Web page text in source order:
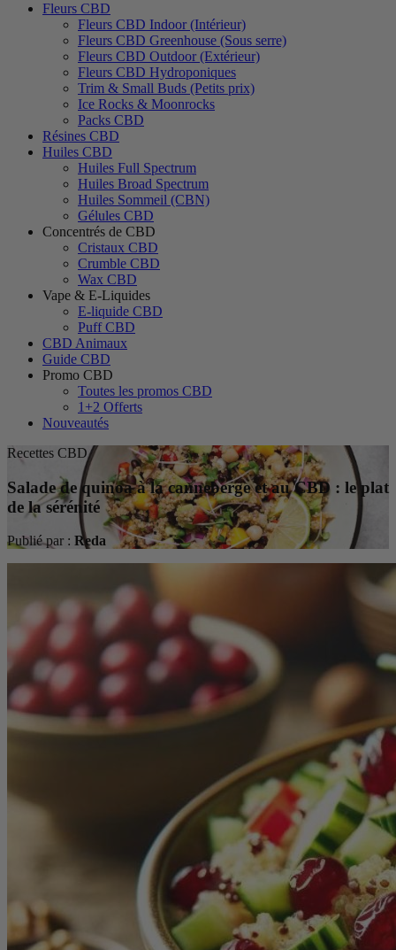
Fleurs CBD
Fleurs CBD Indoor (Intérieur)
Fleurs CBD Greenhouse (Sous serre)
Fleurs CBD Outdoor (Extérieur)
Fleurs CBD Hydroponiques
Trim & Small Buds (Petits prix)
Ice Rocks & Moonrocks
Packs CBD
Résines CBD
Huiles CBD
Huiles Full Spectrum
Huiles Broad Spectrum
Huiles Sommeil (CBN)
Gélules CBD
Concentrés de CBD
Cristaux CBD
Crumble CBD
Wax CBD
Vape & E-Liquides
E-liquide CBD
Puff CBD
CBD Animaux
Guide CBD
Promo CBD
Toutes les promos CBD
1+2 Offerts
Nouveautés
Recettes CBD
Salade de quinoa à la canneberge et au CBD : le plat
de la sérénité
Publié par : Reda